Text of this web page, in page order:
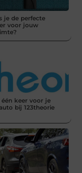
je de perfecte
voor jouw
één keer voor je
bij 123theorie